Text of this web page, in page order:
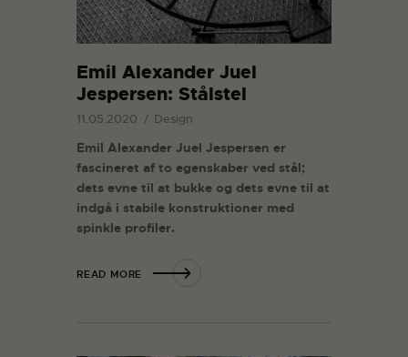
Emil Alexander Juel
Jespersen: Stålstel
11.05.2020 Design
Emil Alexander Juel Jespersen er
fascineret af to egenskaber ved stål;
dets evne til at bukke og dets evne til at
indgå i stabile konstruktioner med
spinkle profiler.
READ MORE